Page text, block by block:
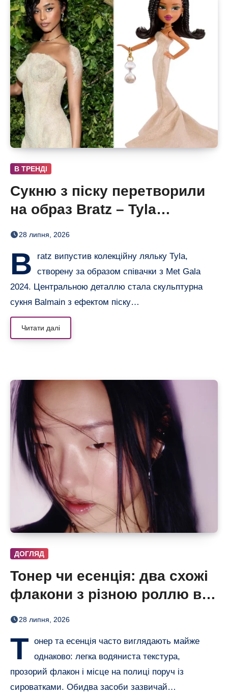
В ТРЕНДІ
Сукню з піску перетворили
на образ Bratz – Tyla
отримала власну ляльку
28 липня, 2026
B
ratz випустив колекційну ляльку Tyla,
створену за образом співачки з Met Gala
2024. Центральною деталлю стала скульптурна
сукня Balmain з ефектом піску…
Читати далі
ДОГЛЯД
Тонер чи есенція: два схожі
флакони з різною роллю в
догляді
28 липня, 2026
Т онер та есенція часто виглядають майже
однаково: легка водяниста текстура,
прозорий флакон і місце на полиці поруч із
сироватками. Обидва засоби зазвичай…